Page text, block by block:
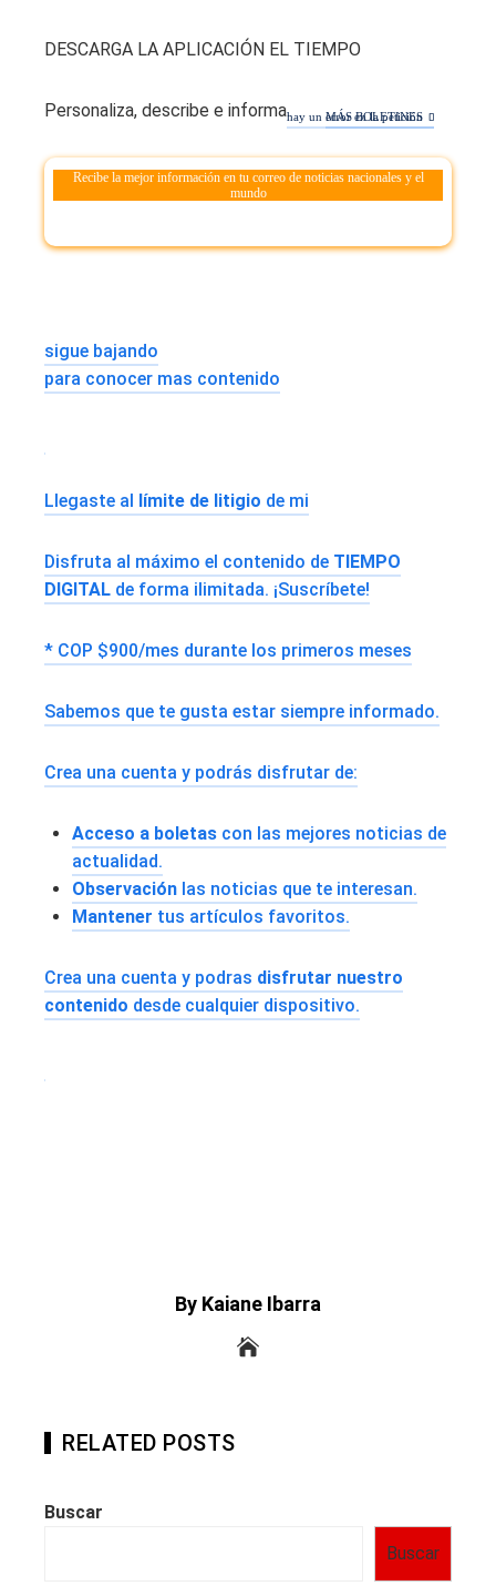
DESCARGA LA APLICACIÓN EL TIEMPO
Personaliza, describe e informa.
Recibe la mejor información en tu correo de noticias nacionales y el
mundo
MÁS BOLETINES
hay un error en la petición
sigue bajando
para conocer mas contenido
Llegaste al límite de litigio de mi
Disfruta al máximo el contenido de TIEMPO
DIGITAL de forma ilimitada. ¡Suscríbete!
* COP $900/mes durante los primeros meses
Sabemos que te gusta estar siempre informado.
Crea una cuenta y podrás disfrutar de:
Acceso a boletas con las mejores noticias de
actualidad.
Observación las noticias que te interesan.
Mantener tus artículos favoritos.
Crea una cuenta y podras disfrutar nuestro
contenido desde cualquier dispositivo.
By Kaiane Ibarra
RELATED POSTS
Buscar
Buscar